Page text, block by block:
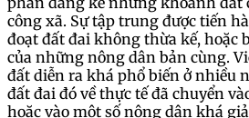
công xã. Sự tập trung được tiến
đoạt đất đai không thừa kế, hoặc
của những nông dân bản cùng.
đất diễn ra khá phổ biến ở nhiều
đất đai đó về thực tế đã chuyển
hoặc vào một số nông dân khá